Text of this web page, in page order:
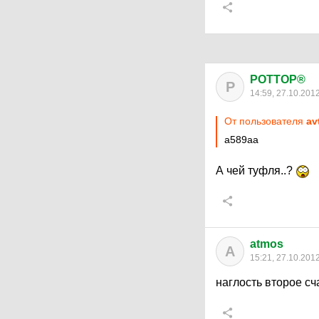
P POTTOP®
14:59, 27.10.2012
От пользователя
а589аа
А чей туфля..?
A atmos
15:21, 27.10.2012
наглость второе